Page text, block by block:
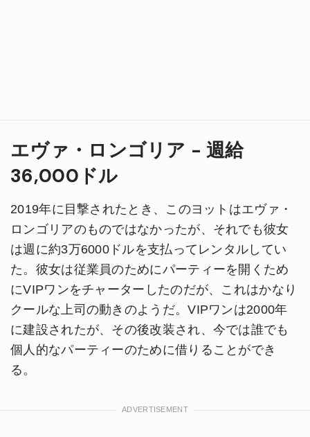
エヴァ・ロンゴリア - 週給
36,000ドル
2019年に目撃されたとき、このヨットはエヴァ・
ロンゴリアのものではなかったが、それでも彼女
は週に約3万6000ドルを支払ってレンタルしてい
た。彼女は従業員のためにパーティーを開くため
にVIPワンをチャーターしたのだが、これはかなり
クールな上司の動きのようだ。VIPワンは2000年
に建設されたが、その後改装され、今では誰でも
個人的なパーティーのために借りることができ
る。